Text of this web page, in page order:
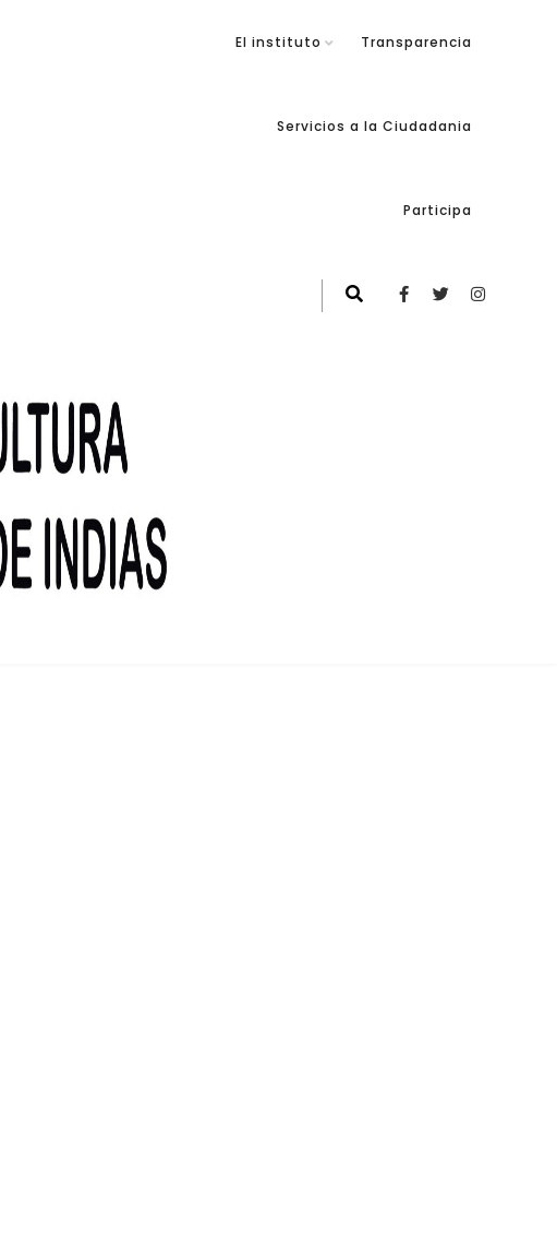
El instituto Transparencia
Servicios a la Ciudadania
Participa